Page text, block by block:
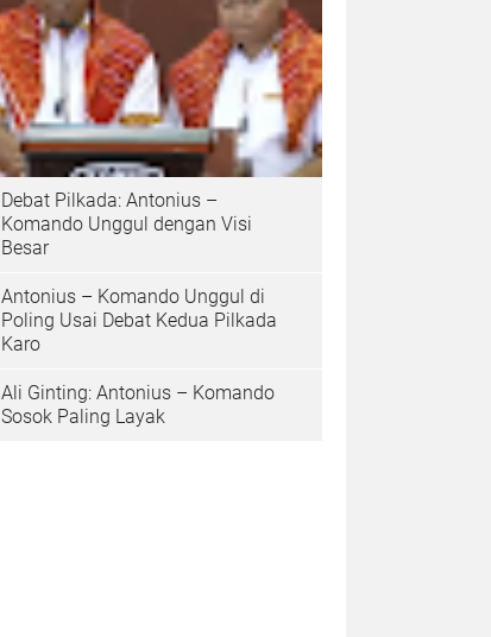
Debat Pilkada: Antonius –
Komando Unggul dengan Visi
Besar
Antonius – Komando Unggul di
Poling Usai Debat Kedua Pilkada
Karo
Ali Ginting: Antonius – Komando
Sosok Paling Layak